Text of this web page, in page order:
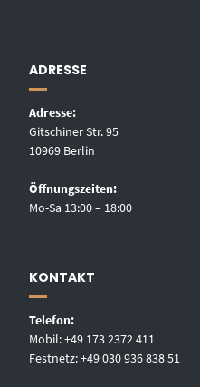
ADRESSE
Adresse:
Gitschiner Str. 95
10969 Berlin
Öffnungszeiten:
Mo-Sa 13:00 – 18:00
KONTAKT
Telefon:
Mobil: +49 173 2372 411
Festnetz: +49 030 936 838 51